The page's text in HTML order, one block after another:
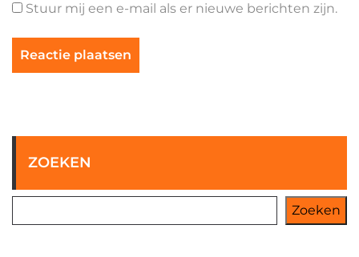
Stuur mij een e-mail als er nieuwe berichten zijn.
ZOEKEN
Zoeken